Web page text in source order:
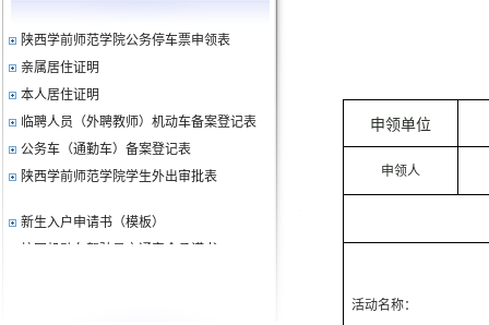
陕西学前师范学院公务停车票申领表
亲属居住证明
本人居住证明
临聘人员（外聘教师）机动车备案登记表
公务车（通勤车）备案登记表
陕西学前师范学院学生外出审批表
新生入户申请书（模板）
校园机动车驾驶员交通安全承诺书
申领单位
申领人
活动名称：